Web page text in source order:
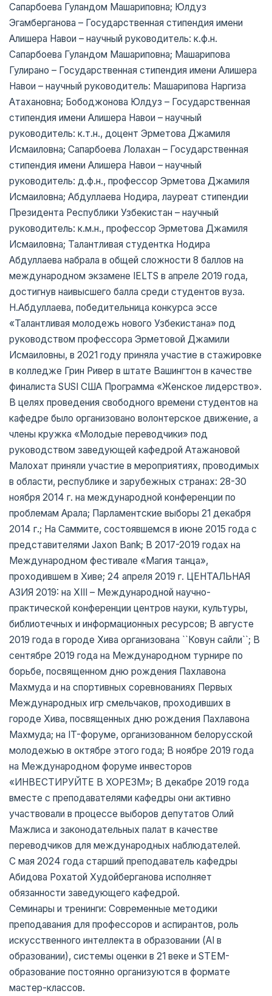
Сапарбоева Гуландом Машариповна; Юлдуз
Эгамберганова – Государственная стипендия имени
Алишера Навои – научный руководитель: к.ф.н.
Сапарбоева Гуландом Машариповна; Машарипова
Гулирано – Государственная стипендия имени Алишера
Навои – научный руководитель: Машарипова Наргиза
Атахановна; Бободжонова Юлдуз – Государственная
стипендия имени Алишера Навои – научный
руководитель: к.т.н., доцент Эрметова Джамиля
Исмаиловна; Сапарбоева Лолахан – Государственная
стипендия имени Алишера Навои – научный
руководитель: д.ф.н., профессор Эрметова Джамиля
Исмаиловна; Абдуллаева Нодира, лауреат стипендии
Президента Республики Узбекистан – научный
руководитель: к.м.н., профессор Эрметова Джамиля
Исмаиловна; Талантливая студентка Нодира
Абдуллаева набрала в общей сложности 8 баллов на
международном экзамене IELTS в апреле 2019 года,
достигнув наивысшего балла среди студентов вуза.
Н.Абдуллаева, победительница конкурса эссе
«Талантливая молодежь нового Узбекистана» под
руководством профессора Эрметовой Джамили
Исмаиловны, в 2021 году приняла участие в стажировке
в колледже Грин Ривер в штате Вашингтон в качестве
финалиста SUSI США Программа «Женское лидерство».
В целях проведения свободного времени студентов на
кафедре было организовано волонтерское движение, а
члены кружка «Молодые переводчики» под
руководством заведующей кафедрой Атажановой
Малохат приняли участие в мероприятиях, проводимых
в области, республике и зарубежных странах: 28-30
ноября 2014 г. на международной конференции по
проблемам Арала; Парламентские выборы 21 декабря
2014 г.; На Саммите, состоявшемся в июне 2015 года с
представителями Jaxon Bank; В 2017-2019 годах на
Международном фестивале «Магия танца»,
проходившем в Хиве; 24 апреля 2019 г. ЦЕНТАЛЬНАЯ
АЗИЯ 2019: на XIII – Международной научно-
практической конференции центров науки, культуры,
библиотечных и информационных ресурсов; В августе
2019 года в городе Хива организована ``Ковун сайли``; В
сентябре 2019 года на Международном турнире по
борьбе, посвященном дню рождения Пахлавона
Махмуда и на спортивных соревнованиях Первых
Международных игр смельчаков, проходивших в
городе Хива, посвященных дню рождения Пахлавона
Махмуда; на IT-форуме, организованном белорусской
молодежью в октябре этого года; В ноябре 2019 года
на Международном форуме инвесторов
«ИНВЕСТИРУЙТЕ В ХОРЕЗМ»; В декабре 2019 года
вместе с преподавателями кафедры они активно
участвовали в процессе выборов депутатов Олий
Мажлиса и законодательных палат в качестве
переводчиков для международных наблюдателей.
С мая 2024 года старший преподаватель кафедры
Абидова Рохатой Худойберганова исполняет
обязанности заведующего кафедрой.
Семинары и тренинги: Современные методики
преподавания для профессоров и аспирантов, роль
искусственного интеллекта в образовании (AI в
образовании), системы оценки в 21 веке и STEM-
образование постоянно организуются в формате
мастер-классов.